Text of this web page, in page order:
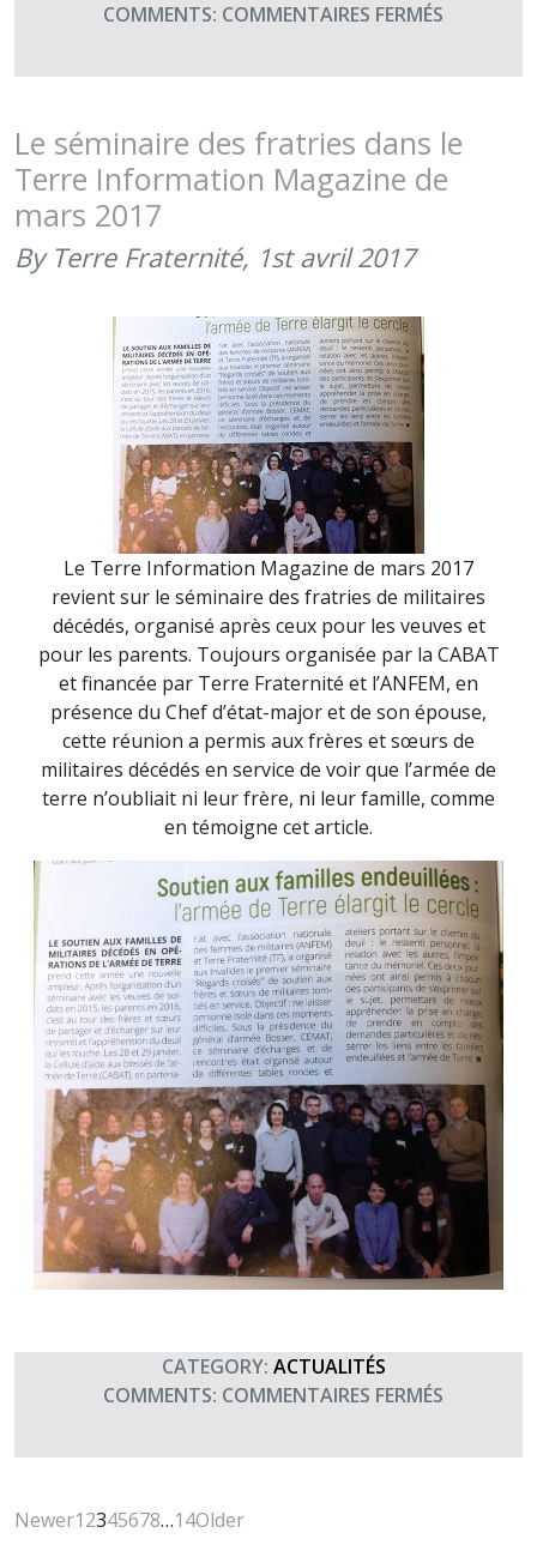
COMMENTS: COMMENTAIRES FERMÉS
D’UNE
AVEC
GLF
Le séminaire des fratries dans le
Terre Information Magazine de
mars 2017
By Terre Fraternité, 1st avril 2017
Le Terre Information Magazine de mars 2017
revient sur le séminaire des fratries de militaires
décédés, organisé après ceux pour les veuves et
pour les parents. Toujours organisée par la CABAT
et financée par Terre Fraternité et l’ANFEM, en
présence du Chef d’état-major et de son épouse,
cette réunion a permis aux frères et sœurs de
militaires décédés en service de voir que l’armée de
terre n’oubliait ni leur frère, ni leur famille, comme
en témoigne cet article.
CATEGORY: ACTUALITÉS
COMMENTS: COMMENTAIRES FERMÉS
SÉMINAIRE
Newer12345678…14Older